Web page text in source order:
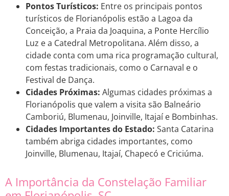
Pontos Turísticos: Entre os principais pontos
turísticos de Florianópolis estão a Lagoa da
Conceição, a Praia da Joaquina, a Ponte Hercílio
Luz e a Catedral Metropolitana. Além disso, a
cidade conta com uma rica programação cultural,
com festas tradicionais, como o Carnaval e o
Festival de Dança.
Cidades Próximas: Algumas cidades próximas a
Florianópolis que valem a visita são Balneário
Camboriú, Blumenau, Joinville, Itajaí e Bombinhas.
Cidades Importantes do Estado: Santa Catarina
também abriga cidades importantes, como
Joinville, Blumenau, Itajaí, Chapecó e Criciúma.
A Importância da Constelação Familiar